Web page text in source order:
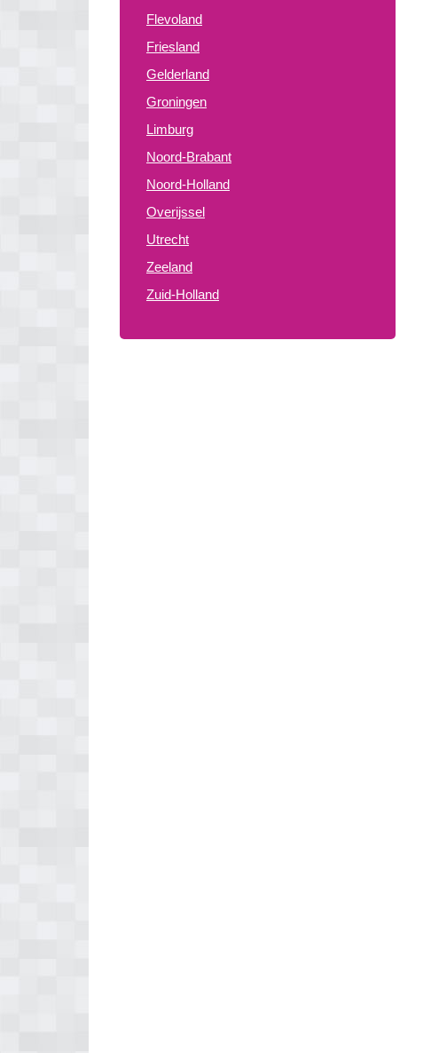
Flevoland
Friesland
Gelderland
Groningen
Limburg
Noord-Brabant
Noord-Holland
Overijssel
Utrecht
Zeeland
Zuid-Holland